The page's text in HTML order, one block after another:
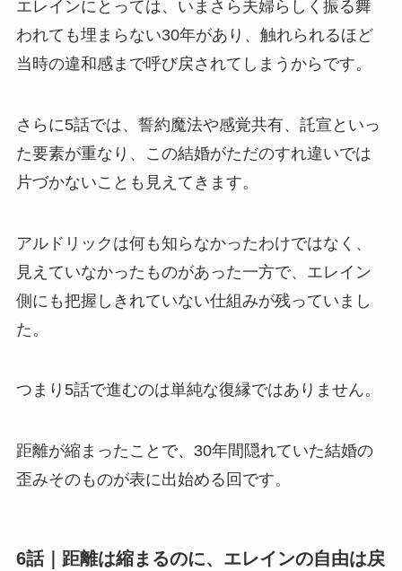
エレインにとっては、いまさら夫婦らしく振る舞
われても埋まらない30年があり、触れられるほど
当時の違和感まで呼び戻されてしまうからです。
さらに5話では、誓約魔法や感覚共有、託宣といっ
た要素が重なり、この結婚がただのすれ違いでは
片づかないことも見えてきます。
アルドリックは何も知らなかったわけではなく、
見えていなかったものがあった一方で、エレイン
側にも把握しきれていない仕組みが残っていまし
た。
つまり5話で進むのは単純な復縁ではありません。
距離が縮まったことで、30年間隠れていた結婚の
歪みそのものが表に出始める回です。
6話｜距離は縮まるのに、エレインの自由は戻